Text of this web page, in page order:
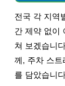
전국 각 지역
간 제약 없이
쳐 보겠습니
께, 주차 스트
를 담았습니